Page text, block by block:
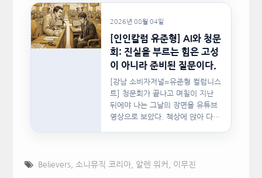
2026년 08월 04일
[인인칼럼 유준형] AI와 청문
회: 진실을 부르는 힘은 고성
이 아니라 준비된 질문이다.
[강남 소비자저널=유준형 컬럼니스
트] 청문회가 끝나고 며칠이 지난
뒤에야 나는 그날의 장면을 유튜브
영상으로 보았다. 책상에 앉아 다른
Believers, 소니뮤직 코리아, 알렌 워커 이무진